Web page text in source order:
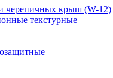
черепичных крыш (W-12)
текстурные